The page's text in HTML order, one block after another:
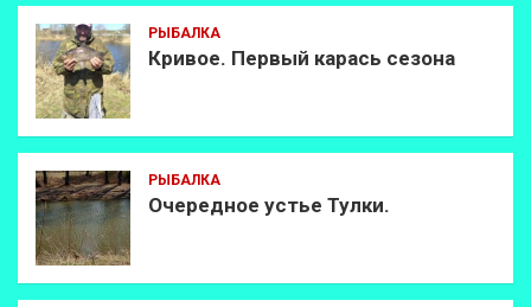
РЫБАЛКА
Кривое. Первый карась сезона
РЫБАЛКА
Очередное устье Тулки.